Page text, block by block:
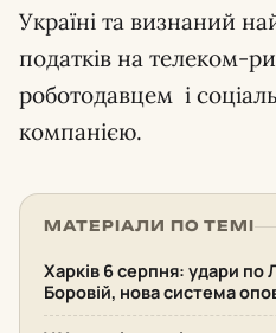
Україні та визнаний
податків на телеком-
роботодавцем і
компанією.
МАТЕРІАЛИ ПО ТЕМІ
Харків 6 серпня: удари по
Боровій, нова система